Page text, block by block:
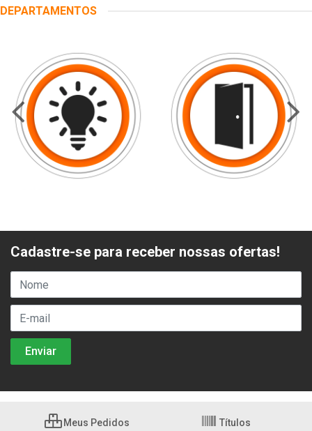
DEPARTAMENTOS
Cadastre-se para receber nossas ofertas!
Meus Pedidos Títulos